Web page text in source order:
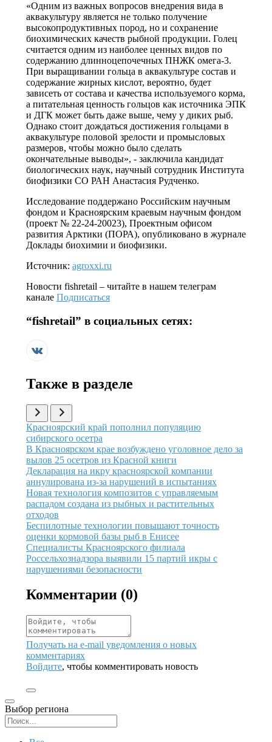
«Одним из важных вопросов внедрения вида в
аквакультуру является не только получение
высокопродуктивных пород, но и сохранение
биохимических качеств рыбной продукции. Голец
считается одним из наиболее ценных видов по
содержанию длинноцепочечных ПНЖК омега-3.
При выращивании гольца в аквакультуре состав и
содержание жирных кислот, вероятно, будет
зависеть от состава и качества используемого корма,
а питательная ценность гольцов как источника ЭПК
и ДГК может быть даже выше, чему у диких рыб.
Однако стоит дождаться достижения гольцами в
аквакультуре половой зрелости и промысловых
размеров, чтобы можно было сделать
окончательные выводы», - заключила кандидат
биологических наук, научный сотрудник Института
биофизики СО РАН Анастасия Рудченко.
Исследование поддержано Российским научным
фондом и Красноярским краевым научным фондом
(проект № 22-24-20023), Проектным офисом
развития Арктики (ПОРА), опубликовано в журнале
Доклады биохимии и биофизики.
Источник: agroxxi.ru
Новости fishretail – читайте в нашем телеграм
канале Подписаться
“fishretail” в социальных сетях:
Также в разделе
Иллюстрация новости
Красноярский край пополнил популяцию
сибирского осетра
Иллюстрация новости
В Красноярском крае возбуждено уголовное дело за
вылов 25 осетров из Красной книги
Иллюстрация новости
Декларация на икру красноярской компании
аннулирована из-за нарушений в испытаниях
Иллюстрация новости
Новая технология композитов с управляемым
распадом создана из рыбных и растительных
отходов
Иллюстрация новости
Беспилотные технологии повышают точность
оценки кормовой базы рыб в Енисее
Иллюстрация новости
Специалисты Красноярского филиала
Россельхознадзора выявили 15 партий икры с
нарушениями безопасности
Комментарии (0)
Получать на e‑mail уведомления о новых
комментариях
Войдите, чтобы комментировать новость
Выбор региона